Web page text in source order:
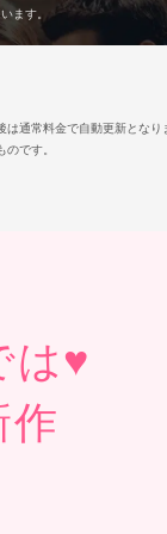
ます。
通常料金で自動更新となり
です。
は♥